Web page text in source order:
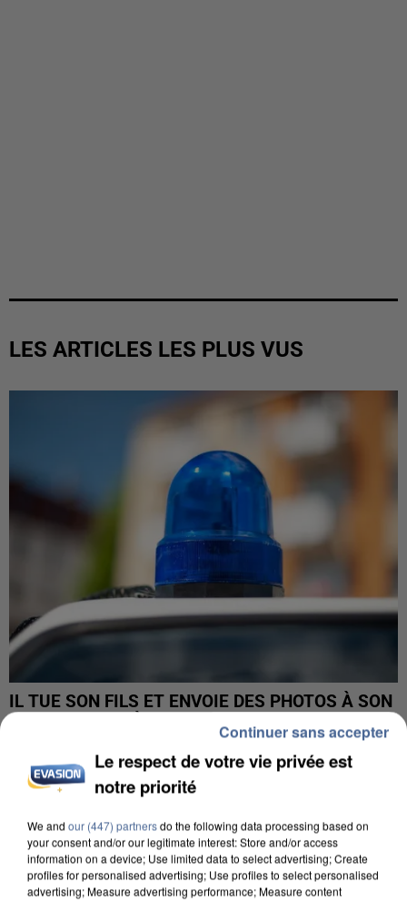
LES ARTICLES LES PLUS VUS
IL TUE SON FILS ET ENVOIE DES PHOTOS À SON
Le respect de votre vie privée est
notre priorité
We and our (447) partnersdo the following data processing based on
your consent and/or our legitimate interest: Store and/or access
information on a device; Use limited data to select advertising; Create
profiles for personalised advertising; Use profiles to select personalised
advertising; Measure advertising performance; Measure content
Continuer sans accepter